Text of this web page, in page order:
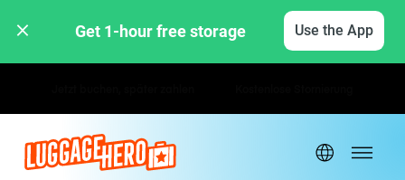
Get 1-hour free storage Use the App